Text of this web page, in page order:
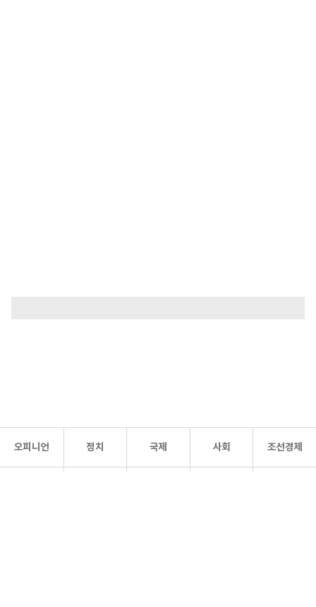
오피니언 정치 국제 사회 조선경제